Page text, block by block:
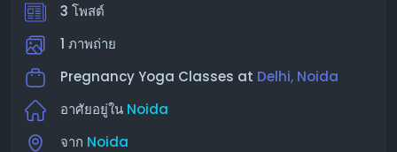
3 โพสต์
1 ภาพถ่าย
Pregnancy Yoga Classes at Delhi, Noida
อาศัยอยู่ใน Noida
จาก Noida